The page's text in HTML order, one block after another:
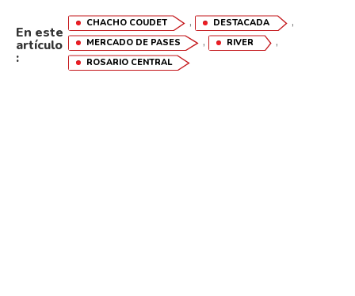
En este
artículo
:
CHACHO COUDET , DESTACADA ,
MERCADO DE PASES , RIVER ,
ROSARIO CENTRAL